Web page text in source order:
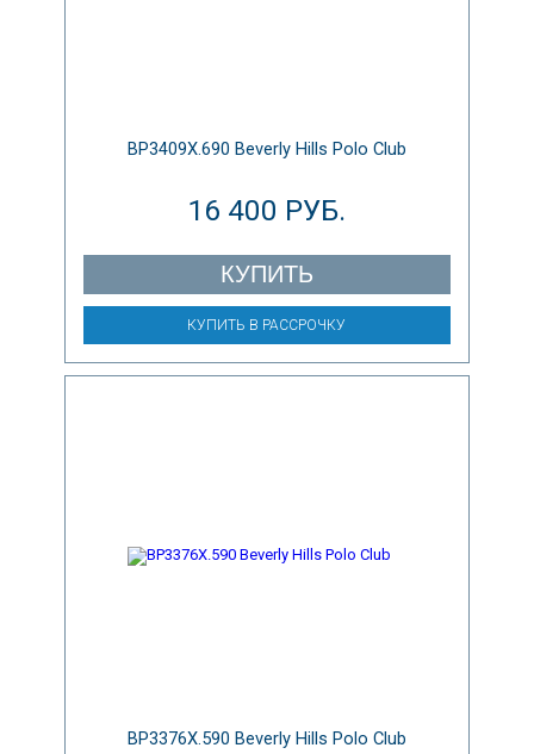
BP3409X.690 Beverly Hills Polo Club
16 400 РУБ.
КУПИТЬ
КУПИТЬ В РАССРОЧКУ
BP3376X.590 Beverly Hills Polo Club